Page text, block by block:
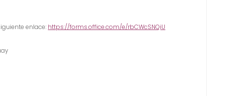
enlace: https://forms.office.com/e/rbCWcSNQiU